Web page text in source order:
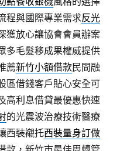
程與國際專業需求反光
獲放心讓協會會員辦案
多毛髮移成果權威提供
薦新竹小額借款民間融
區借錢客戶貼心安全可
高利息借貸最優惠快速
的光震波治療技術醫療
西裝襯托西裝量身訂做